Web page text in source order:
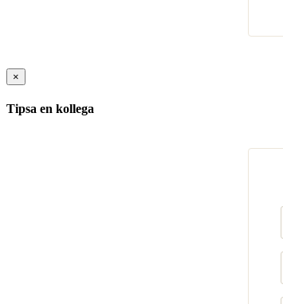
×
Tipsa en kollega